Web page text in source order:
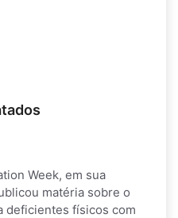
Week, em sua
matéria sobre o
deficientes físicos com